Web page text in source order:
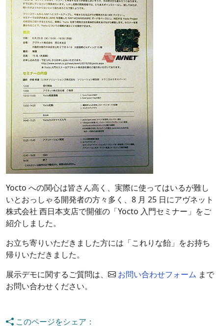
Yocto への関心は皆さん高く、実際に使ってはいるが難し
いとおっしゃる開発者の方々多く、8 月 25 日にアヴネット
株式会社 西日本支店で開催の「Yocto 入門セミナー」をご
紹介しました。
お立ち寄りいただきました方には「これりな飴」をお持ち
帰りいただきました。
展示デモに関するご質問は、
お問い合わせフォーム まで
お問い合わせください。
このページをシェア：